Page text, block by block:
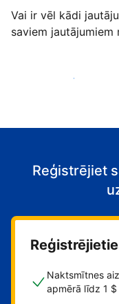
Vai ir vēl kādi
saviem jautājumiem
Sākt uzņemt viesus
Reģistrējiet
Naktsmītnes
apmērā līdz 1 $